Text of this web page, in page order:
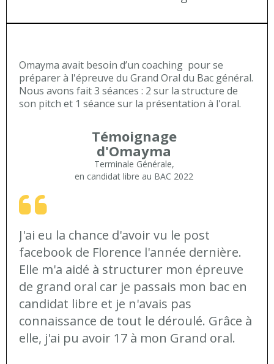
Omayma avait besoin d’un coaching pour se
préparer à l'épreuve du Grand Oral du Bac général.
Nous avons fait 3 séances : 2 sur la structure de
son pitch et 1 séance sur la présentation à l'oral.
Témoignage
d'Omayma
Terminale Générale,
en candidat libre au BAC 2022
J'ai eu la chance d'avoir vu le post
facebook de Florence l'année dernière.
Elle m'a aidé à structurer mon épreuve
de grand oral car je passais mon bac en
candidat libre et je n'avais pas
connaissance de tout le déroulé. Grâce à
elle, j'ai pu avoir 17 à mon Grand oral.